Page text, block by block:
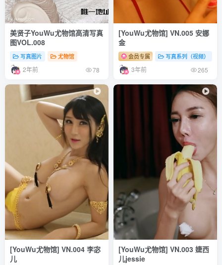
美贤子YouWu尤物馆高清写真
图VOL.008
写真图片 尤物馆
2年前 78
[YouWu尤物馆] VN.005 安娜
金
会员专属 写真系列（视频）
3年前 265
[YouWu尤物馆] VN.004 李宓
儿
[YouWu尤物馆] VN.003 婕西
儿jessie